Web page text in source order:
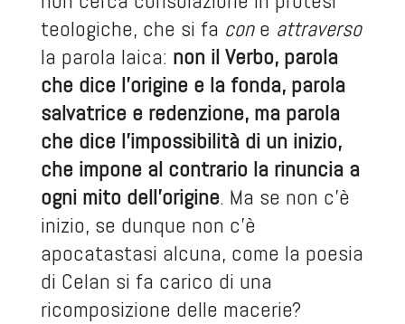
teologiche, che si fa cone attraverso
la parola laica: non il Verbo, parola
che dice l’origine e la fonda, parola
salvatrice e redenzione, ma parola
che dice l’impossibilità di un inizio,
che impone al contrario la rinuncia a
ogni mito dell’origine. Ma se non c’è
inizio, se dunque non c’è
apocatastasi alcuna, come la poesia
di Celan si fa carico di una
ricomposizione delle macerie?